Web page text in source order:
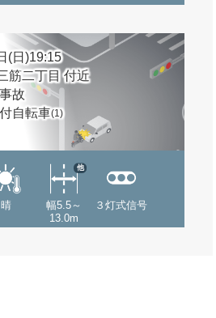
(日)19:15
筋二丁目 付近
故
自転車(1)
晴
幅5.5～
13.0m
他
３灯式信号